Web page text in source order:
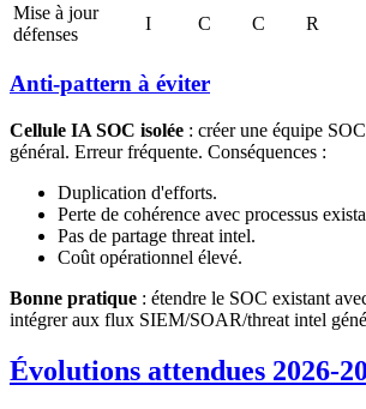
Mise à jour
défenses
I C C R
Anti-pattern à éviter
Cellule IA SOC isolée : créer une équipe
général. Erreur fréquente. Conséquences :
Duplication d'efforts.
Perte de cohérence avec processus
Pas de partage threat intel.
Coût opérationnel élevé.
Bonne pratique : étendre le SOC existant
intégrer aux flux SIEM/SOAR/threat intel
Évolutions attendues 2026-